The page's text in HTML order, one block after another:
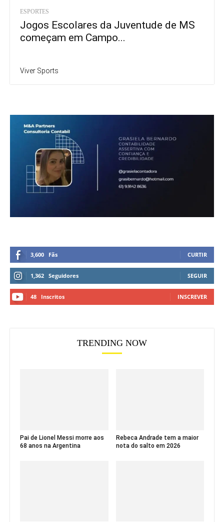
ESPORTES
Jogos Escolares da Juventude de MS
começam em Campo...
Viver Sports
3,600 Fãs CURTIR
1,362 Seguidores SEGUIR
48 Inscritos INSCREVER
TRENDING NOW
Pai de Lionel Messi morre aos
68 anos na Argentina
Rebeca Andrade tem a maior
nota do salto em 2026